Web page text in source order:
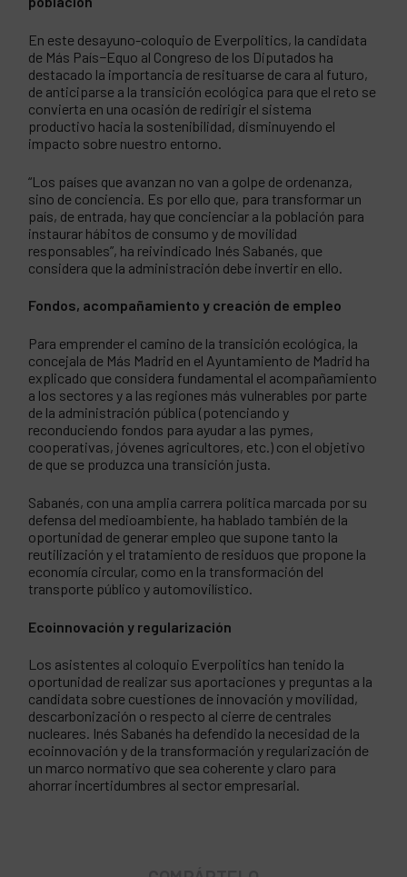
En este desayuno-coloquio de Everpolitics, la candidata
de Más País−Equo al Congreso de los Diputados ha
destacado la importancia de resituarse de cara al futuro,
de anticiparse a la transición ecológica para que el reto se
convierta en una ocasión de redirigir el sistema
productivo hacia la sostenibilidad, disminuyendo el
impacto sobre nuestro entorno.
“Los países que avanzan no van a golpe de ordenanza,
sino de conciencia. Es por ello que, para transformar un
país, de entrada, hay que concienciar a la población para
instaurar hábitos de consumo y de movilidad
responsables”, ha reivindicado Inés Sabanés, que
considera que la administración debe invertir en ello.
Fondos, acompañamiento y creación de empleo
Para emprender el camino de la transición ecológica, la
concejala de Más Madrid en el Ayuntamiento de Madrid ha
explicado que considera fundamental el acompañamiento
a los sectores y a las regiones más vulnerables por parte
de la administración pública (potenciando y
reconduciendo fondos para ayudar a las pymes,
cooperativas, jóvenes agricultores, etc.) con el objetivo
de que se produzca una transición justa.
Sabanés, con una amplia carrera política marcada por su
defensa del medioambiente, ha hablado también de la
oportunidad de generar empleo que supone tanto la
reutilización y el tratamiento de residuos que propone la
economía circular, como en la transformación del
transporte público y automovilístico.
Ecoinnovación y regularización
Los asistentes al coloquio Everpolitics han tenido la
oportunidad de realizar sus aportaciones y preguntas a la
candidata sobre cuestiones de innovación y movilidad,
descarbonización o respecto al cierre de centrales
nucleares. Inés Sabanés ha defendido la necesidad de la
ecoinnovación y de la transformación y regularización de
un marco normativo que sea coherente y claro para
ahorrar incertidumbres al sector empresarial.